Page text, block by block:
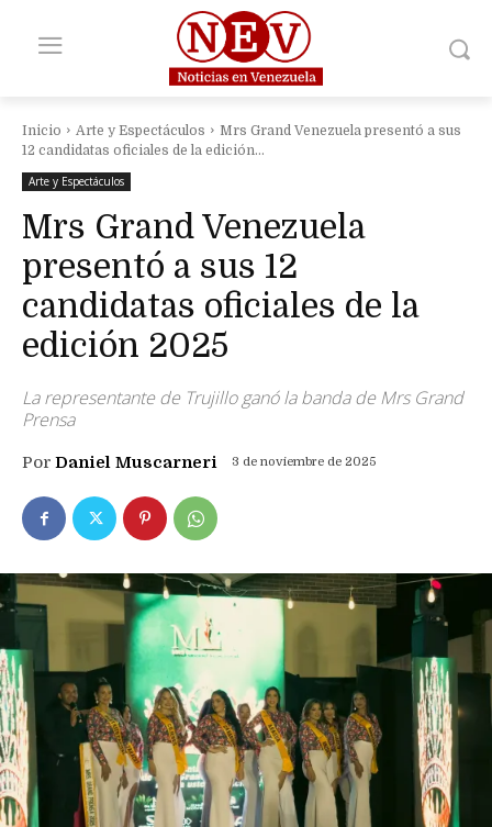
Inicio Arte y Espectáculos
Mrs Grand Venezuela presentó a sus
12 candidatas oficiales de la edición...
Arte y Espectáculos
Mrs Grand Venezuela
presentó a sus 12
candidatas oficiales de la
edición 2025
La representante de Trujillo ganó la banda de Mrs Grand
Prensa
Por Daniel Muscarneri 3 de noviembre de 2025